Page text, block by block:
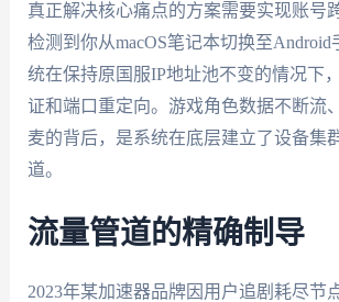
真正解决核心痛点的方案需要实现账号
检测到你从macOS笔记本切换至Android
统在保持原国服IP地址池不变的情况下
证和端口重定向。游戏角色数据不断流
麦的背后，是系统在底层建立了设备集
道。
流量管道的精确制导
2023年某加速器品牌因用户追剧耗尽节